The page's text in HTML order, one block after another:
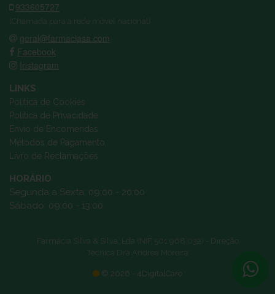
933605727
(Chamada para a rede móvel nacional)
geral@farmaciasa.com
Facebook
Instagram
LINKS
Política de Cookies
Política de Privacidade
Envio de Encomendas
Métodos de Pagamento
Livro de Reclamações
HORÁRIO
Segunda a Sexta: 09:00 - 20:00
Sábado: 09:00 - 13:00
Farmácia Silva & Silva, Lda (NIF 501 968 032) - Direção
Técnica Dra Andrea Moreira
© 2026 - 4DigitalCare